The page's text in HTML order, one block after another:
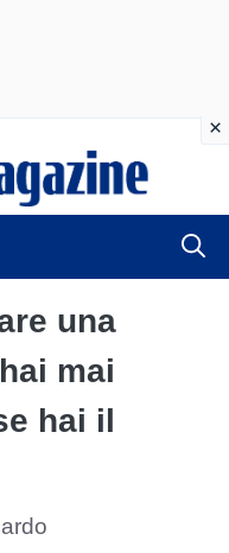
una
mai
hai il